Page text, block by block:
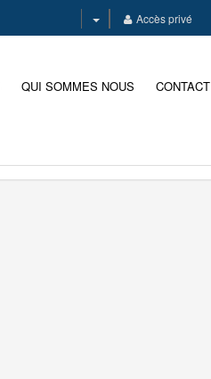
Accès privé
QUI SOMMES NOUS CONTACT